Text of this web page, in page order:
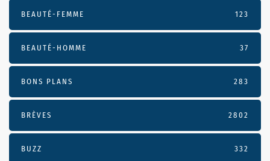
BEAUTÉ-FEMME 123
BEAUTÉ-HOMME 37
BONS PLANS 283
BRÈVES 2802
BUZZ 332